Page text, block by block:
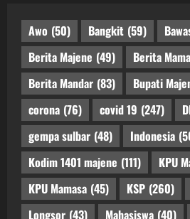
Awo (50) Bangkit (59)
Berita Majene (49) Berita
Berita Mandar (83) Bupati
corona (76) covid 19 (247)
gempa sulbar (48) Indonesia
Kodim 1401 majene (111) KPU
KPU Mamasa (45) KSP (260)
Longsor (43) Mahasiswa (40)